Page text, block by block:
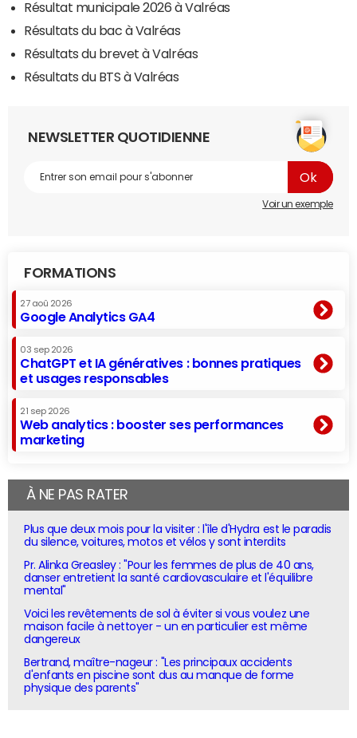
Résultat municipale 2026 à Valréas
Résultats du bac à Valréas
Résultats du brevet à Valréas
Résultats du BTS à Valréas
NEWSLETTER QUOTIDIENNE
Voir un exemple
FORMATIONS
27 aoû 2026
Google Analytics GA4
03 sep 2026
ChatGPT et IA génératives : bonnes pratiques
et usages responsables
21 sep 2026
Web analytics : booster ses performances
marketing
À NE PAS RATER
Plus que deux mois pour la visiter : l'île d'Hydra est le paradis
du silence, voitures, motos et vélos y sont interdits
Pr. Alinka Greasley : "Pour les femmes de plus de 40 ans,
danser entretient la santé cardiovasculaire et l'équilibre
mental"
Voici les revêtements de sol à éviter si vous voulez une
maison facile à nettoyer - un en particulier est même
dangereux
Bertrand, maître-nageur : "Les principaux accidents
d'enfants en piscine sont dus au manque de forme
physique des parents"